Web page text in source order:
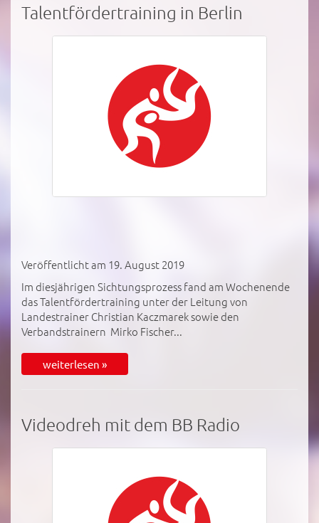
Talentfördertraining in Berlin
Veröffentlicht am 19. August 2019
Im diesjährigen Sichtungsprozess fand am Wochenende
das Talentfördertraining unter der Leitung von
Landestrainer Christian Kaczmarek sowie den
Verbandstrainern Mirko Fischer...
weiterlesen »
Videodreh mit dem BB Radio